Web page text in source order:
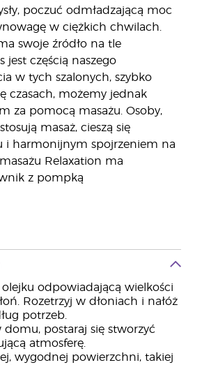
poczuć odmładzającą moc
w ciężkich chwilach.
swoje źródło na tle
jest częścią naszego
w tych szalonych, szybko
czasach, możemy jednak
za pomocą masażu. Osoby,
masaż, cieszą się
i harmonijnym spojrzeniem na
Relaxation ma
z pompką
olejku odpowiadającą wielkości
Rozetrzyj w dłoniach i nałóż
potrzeb.
domu, postaraj się stworzyć
atmosferę.
wygodnej powierzchni, takiej